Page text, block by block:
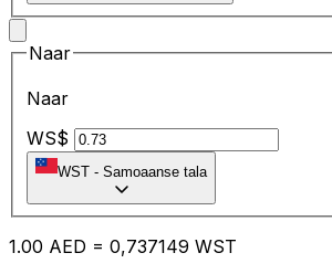
Naar
Naar
WS$
WST - Samoaanse tala
1.00 AED = 0,737149 WST